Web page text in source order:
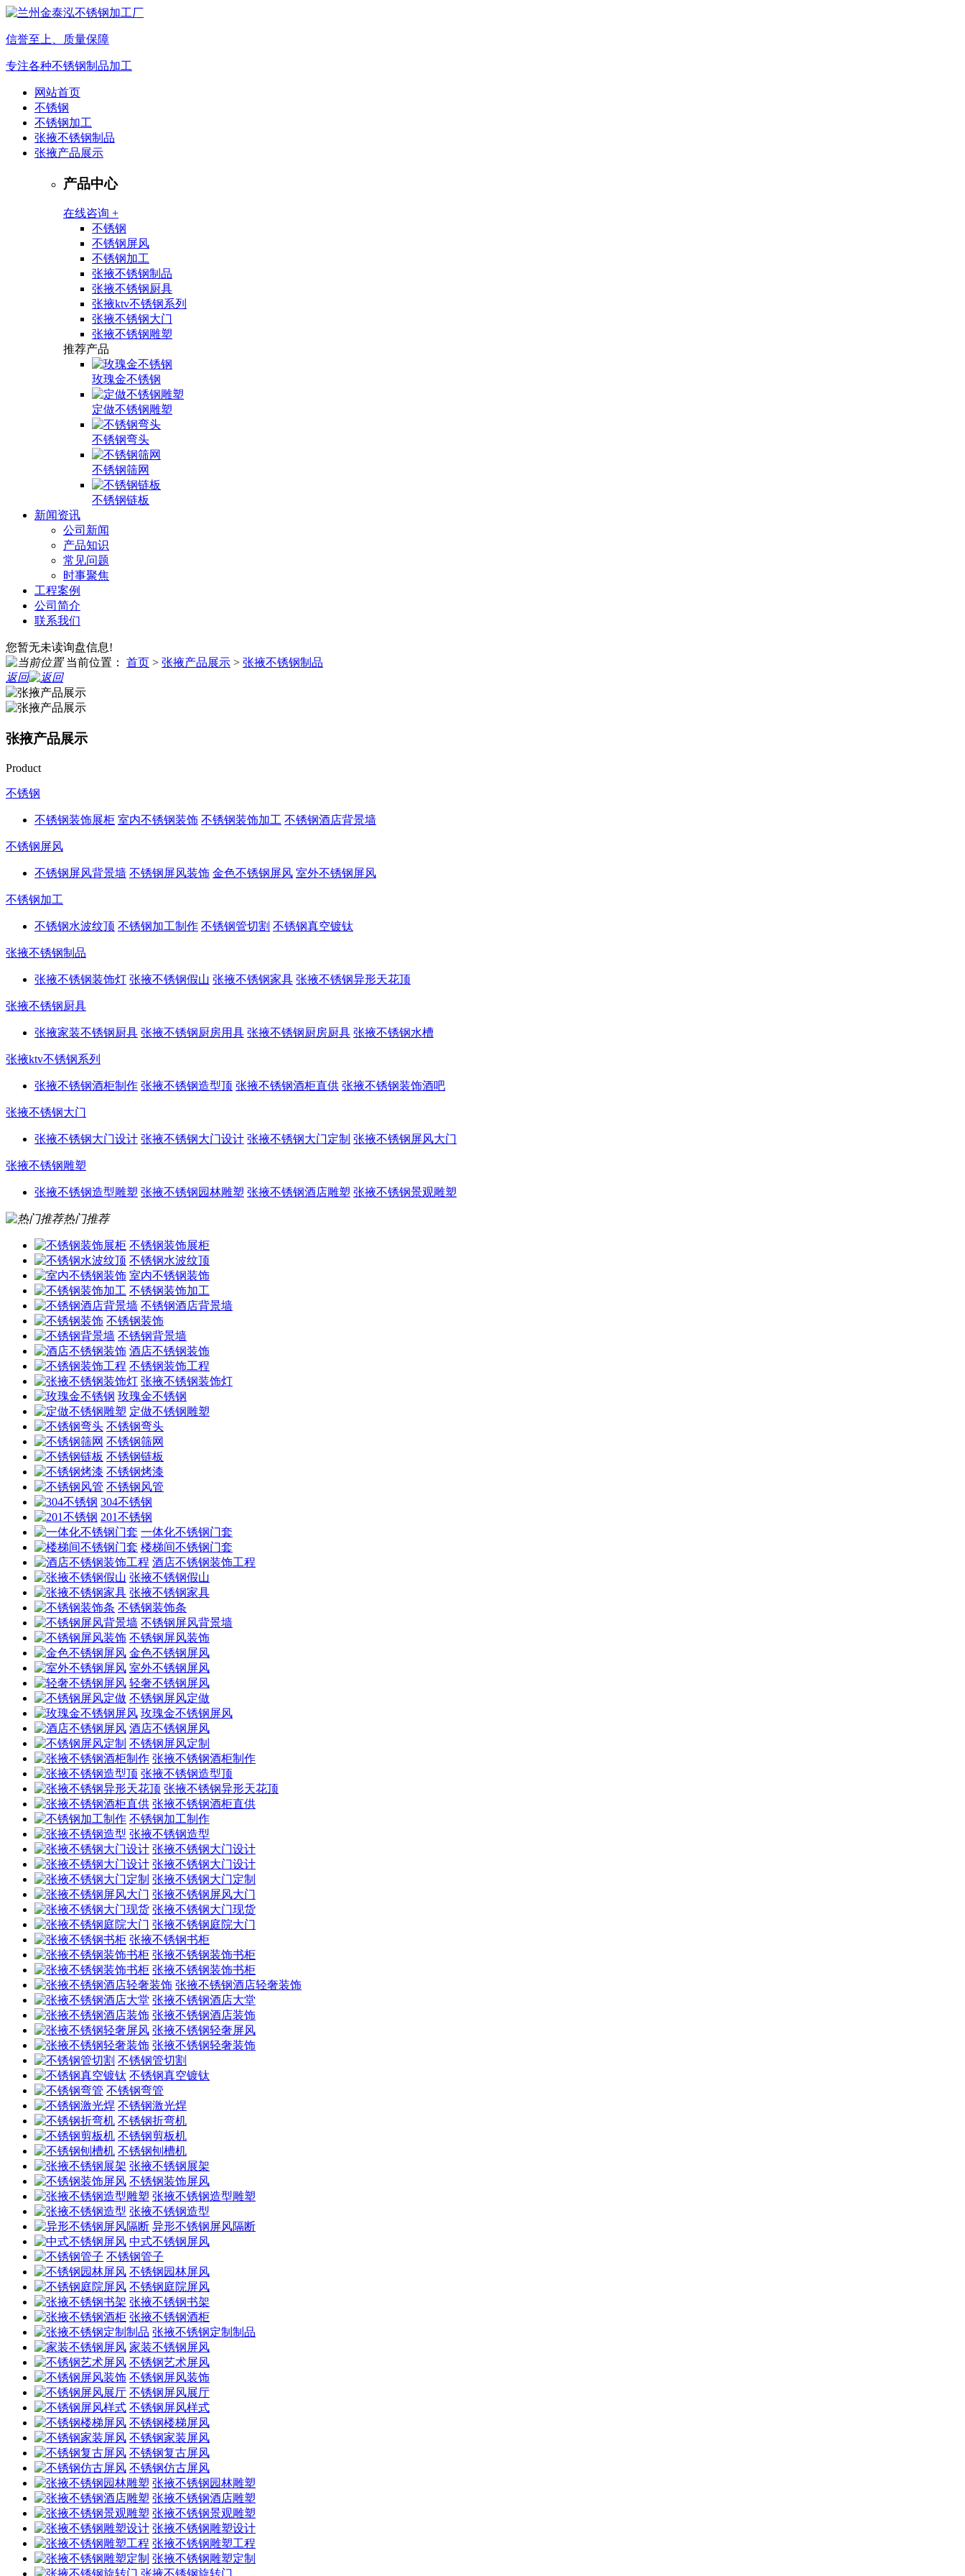
信誉至上、质量保障
专注各种不锈钢制品加工
网站首页
不锈钢
不锈钢加工
张掖不锈钢制品
张掖产品展示
产品中心
在线咨询 +
不锈钢
不锈钢屏风
不锈钢加工
张掖不锈钢制品
张掖不锈钢厨具
张掖ktv不锈钢系列
张掖不锈钢大门
张掖不锈钢雕塑
推荐产品
玫瑰金不锈钢
定做不锈钢雕塑
不锈钢弯头
不锈钢筛网
不锈钢链板
新闻资讯
公司新闻
产品知识
常见问题
时事聚焦
工程案例
公司简介
联系我们
您暂无未读询盘信息!
当前位置： 首页 > 张掖产品展示 > 张掖不锈钢制品
返回
张掖产品展示
Product
不锈钢
不锈钢装饰展柜 室内不锈钢装饰 不锈钢装饰加工 不锈钢酒店背景墙
不锈钢屏风
不锈钢屏风背景墙 不锈钢屏风装饰 金色不锈钢屏风 室外不锈钢屏风
不锈钢加工
不锈钢水波纹顶 不锈钢加工制作 不锈钢管切割 不锈钢真空镀钛
张掖不锈钢制品
张掖不锈钢装饰灯 张掖不锈钢假山 张掖不锈钢家具 张掖不锈钢异形天花顶
张掖不锈钢厨具
张掖家装不锈钢厨具 张掖不锈钢厨房用具 张掖不锈钢厨房厨具 张掖不锈钢水槽
张掖ktv不锈钢系列
张掖不锈钢酒柜制作 张掖不锈钢造型顶 张掖不锈钢酒柜直供 张掖不锈钢装饰酒吧
张掖不锈钢大门
张掖不锈钢大门设计 张掖不锈钢大门设计 张掖不锈钢大门定制 张掖不锈钢屏风大门
张掖不锈钢雕塑
张掖不锈钢造型雕塑 张掖不锈钢园林雕塑 张掖不锈钢酒店雕塑 张掖不锈钢景观雕塑
热门推荐
不锈钢装饰展柜
不锈钢水波纹顶
室内不锈钢装饰
不锈钢装饰加工
不锈钢酒店背景墙
不锈钢装饰
不锈钢背景墙
酒店不锈钢装饰
不锈钢装饰工程
张掖不锈钢装饰灯
玫瑰金不锈钢
定做不锈钢雕塑
不锈钢弯头
不锈钢筛网
不锈钢链板
不锈钢烤漆
不锈钢风管
304不锈钢
201不锈钢
一体化不锈钢门套
楼梯间不锈钢门套
酒店不锈钢装饰工程
张掖不锈钢假山
张掖不锈钢家具
不锈钢装饰条
不锈钢屏风背景墙
不锈钢屏风装饰
金色不锈钢屏风
室外不锈钢屏风
轻奢不锈钢屏风
不锈钢屏风定做
玫瑰金不锈钢屏风
酒店不锈钢屏风
不锈钢屏风定制
张掖不锈钢酒柜制作
张掖不锈钢造型顶
张掖不锈钢异形天花顶
张掖不锈钢酒柜直供
不锈钢加工制作
张掖不锈钢造型
张掖不锈钢大门设计
张掖不锈钢大门设计
张掖不锈钢大门定制
张掖不锈钢屏风大门
张掖不锈钢大门现货
张掖不锈钢庭院大门
张掖不锈钢书柜
张掖不锈钢装饰书柜
张掖不锈钢装饰书柜
张掖不锈钢酒店轻奢装饰
张掖不锈钢酒店大堂
张掖不锈钢酒店装饰
张掖不锈钢轻奢屏风
张掖不锈钢轻奢装饰
不锈钢管切割
不锈钢真空镀钛
不锈钢弯管
不锈钢激光焊
不锈钢折弯机
不锈钢剪板机
不锈钢刨槽机
张掖不锈钢展架
不锈钢装饰屏风
张掖不锈钢造型雕塑
张掖不锈钢造型
异形不锈钢屏风隔断
中式不锈钢屏风
不锈钢管子
不锈钢园林屏风
不锈钢庭院屏风
张掖不锈钢书架
张掖不锈钢酒柜
张掖不锈钢定制制品
家装不锈钢屏风
不锈钢艺术屏风
不锈钢屏风装饰
不锈钢屏风展厅
不锈钢屏风样式
不锈钢楼梯屏风
不锈钢家装屏风
不锈钢复古屏风
不锈钢仿古屏风
张掖不锈钢园林雕塑
张掖不锈钢酒店雕塑
张掖不锈钢景观雕塑
张掖不锈钢雕塑设计
张掖不锈钢雕塑工程
张掖不锈钢雕塑定制
张掖不锈钢旋转门